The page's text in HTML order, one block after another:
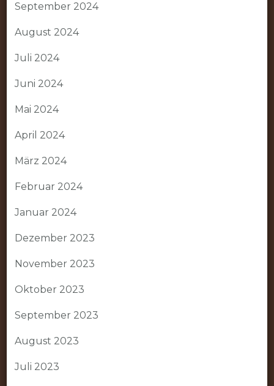
September 2024
August 2024
Juli 2024
Juni 2024
Mai 2024
April 2024
März 2024
Februar 2024
Januar 2024
Dezember 2023
November 2023
Oktober 2023
September 2023
August 2023
Juli 2023